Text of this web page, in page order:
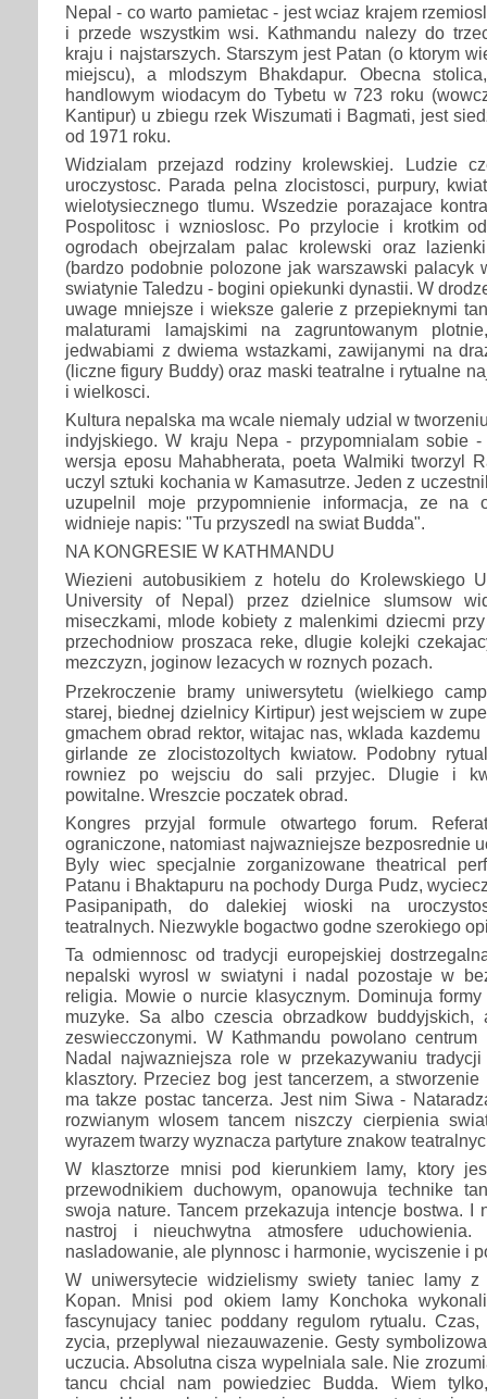
Nepal - co warto pamietac - jest wciaz krajem
i przede wszystkim wsi. Kathmandu nalezy do
kraju i najstarszych. Starszym jest Patan (o ktorym
miejscu), a mlodszym Bhakdapur. Obecna
handlowym wiodacym do Tybetu w 723 roku
Kantipur) u zbiegu rzek Wiszumati i Bagmati, jest
od 1971 roku.
Widzialam przejazd rodziny krolewskiej. Ludzie
uroczystosc. Parada pelna zlocistosci, purpury,
wielotysiecznego tlumu. Wszedzie porazajace
Pospolitosc i wznioslosc. Po przylocie i krotkim
ogrodach obejrzalam palac krolewski oraz
(bardzo podobnie polozone jak warszawski palacyk
swiatynie Taledzu - bogini opiekunki dynastii. W
uwage mniejsze i wieksze galerie z przepieknymi
malaturami lamajskimi na zagruntowanym
jedwabiami z dwiema wstazkami, zawijanymi na
(liczne figury Buddy) oraz maski teatralne i rytualne
i wielkosci.
Kultura nepalska ma wcale niemaly udzial w
indyjskiego. W kraju Nepa - przypomnialam sobie
wersja eposu Mahabherata, poeta Walmiki tworzyl
uczyl sztuki kochania w Kamasutrze. Jeden z
uzupelnil moje przypomnienie informacja, ze na
widnieje napis: "Tu przyszedl na swiat Budda".
NA KONGRESIE W KATHMANDU
Wiezieni autobusikiem z hotelu do Krolewskiego
University of Nepal) przez dzielnice slumsow
miseczkami, mlode kobiety z malenkimi dziecmi
przechodniow proszaca reke, dlugie kolejki
mezczyzn, joginow lezacych w roznych pozach.
Przekroczenie bramy uniwersytetu (wielkiego
starej, biednej dzielnicy Kirtipur) jest wejsciem w
gmachem obrad rektor, witajac nas, wklada
girlande ze zlocistozoltych kwiatow. Podobny
rowniez po wejsciu do sali przyjec. Dlugie i
powitalne. Wreszcie poczatek obrad.
Kongres przyjal formule otwartego forum.
ograniczone, natomiast najwazniejsze bezposrednie
Byly wiec specjalnie zorganizowane theatrical
Patanu i Bhaktapuru na pochody Durga Pudz,
Pasipanipath, do dalekiej wioski na
teatralnych. Niezwykle bogactwo godne szerokiego
Ta odmiennosc od tradycji europejskiej
nepalski wyrosl w swiatyni i nadal pozostaje w
religia. Mowie o nurcie klasycznym. Dominuja
muzyke. Sa albo czescia obrzadkow buddyjskich,
zeswiecczonymi. W Kathmandu powolano
Nadal najwazniejsza role w przekazywaniu
klasztory. Przeciez bog jest tancerzem, a
ma takze postac tancerza. Jest nim Siwa -
rozwianym wlosem tancem niszczy cierpienia
wyrazem twarzy wyznacza partyture znakow
W klasztorze mnisi pod kierunkiem lamy, ktory
przewodnikiem duchowym, opanowuja technike
swoja nature. Tancem przekazuja intencje bostwa. I
nastroj i nieuchwytna atmosfere
nasladowanie, ale plynnosc i harmonie, wyciszenie i
W uniwersytecie widzielismy swiety taniec lamy z
Kopan. Mnisi pod okiem lamy Konchoka wykonali
fascynujacy taniec poddany regulom rytualu.
zycia, przeplywal niezauwazenie. Gesty
uczucia. Absolutna cisza wypelniala sale. Nie
tancu chcial nam powiedziec Budda. Wiem